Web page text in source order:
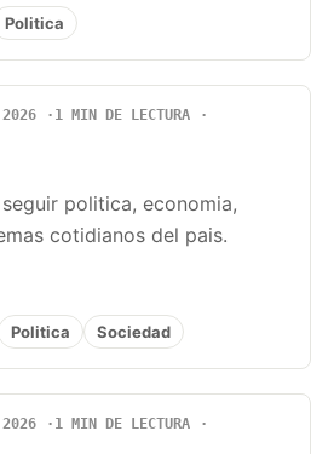
Politica
2026
1 MIN DE LECTURA
politica, economia,
cotidianos del pais.
Politica Sociedad
2026
1 MIN DE LECTURA